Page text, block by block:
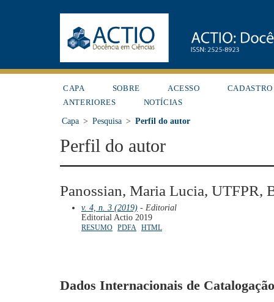
CAPA SOBRE ACESSO
CADASTRO
ANTERIORES
NOTÍCIAS
Capa > Pesquisa > Perfil do autor
Perfil do autor
Panossian, Maria Lucia, UTFPR,
v. 4, n. 3 (2019) - Editorial
Editorial Actio 2019
RESUMO PDFA HTML
Dados Internacionais de